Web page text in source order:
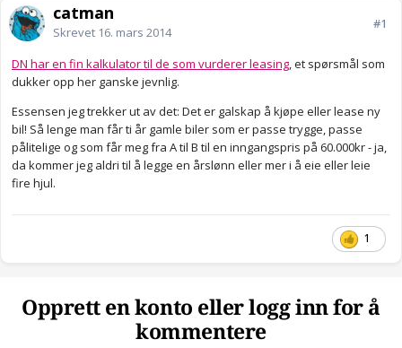
catman
Skrevet 16. mars 2014
#1
DN har en fin kalkulator til de som vurderer leasing, et spørsmål som
dukker opp her ganske jevnlig.
Essensen jeg trekker ut av det: Det er galskap å kjøpe eller lease ny
bil! Så lenge man får ti år gamle biler som er passe trygge, passe
pålitelige og som får meg fra A til B til en inngangspris på 60.000kr - ja,
da kommer jeg aldri til å legge en årslønn eller mer i å eie eller leie
fire hjul.
1
Opprett en konto eller logg inn for å
kommentere